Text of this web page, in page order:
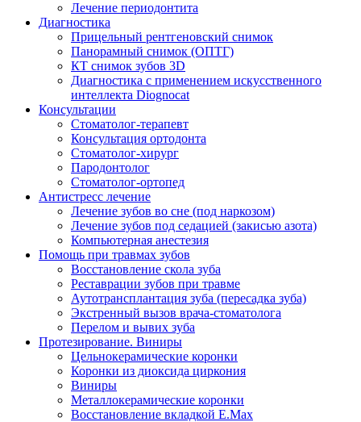
Лечение периодонтита
Диагностика
Прицельный рентгеновский снимок
Панорамный снимок (ОПТГ)
КТ снимок зубов 3D
Диагностика с применением искусственного
интеллекта Diognocat
Консультации
Стоматолог-терапевт
Консультация ортодонта
Стоматолог-хирург
Пародонтолог
Стоматолог-ортопед
Антистресс лечение
Лечение зубов во сне (под наркозом)
Лечение зубов под седацией (закисью азота)
Компьютерная анестезия
Помощь при травмах зубов
Восстановление скола зуба
Реставрации зубов при травме
Аутотрансплантация зуба (пересадка зуба)
Экстренный вызов врача-стоматолога
Перелом и вывих зуба
Протезирование. Виниры
Цельнокерамические коронки
Коронки из диоксида циркония
Виниры
Металлокерамические коронки
Восстановление вкладкой E.Max